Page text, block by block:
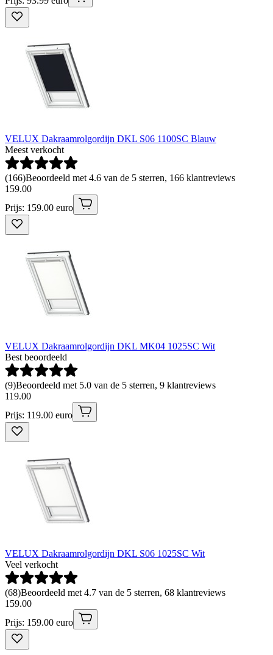
VELUX Dakraamrolgordijn DKL S06 1100SC Blauw
Meest verkocht
(166)Beoordeeld met 4.6 van de 5 sterren, 166 klantreviews
159.00
Prijs: 159.00 euro
VELUX Dakraamrolgordijn DKL MK04 1025SC Wit
Best beoordeeld
(9)Beoordeeld met 5.0 van de 5 sterren, 9 klantreviews
119.00
Prijs: 119.00 euro
VELUX Dakraamrolgordijn DKL S06 1025SC Wit
Veel verkocht
(68)Beoordeeld met 4.7 van de 5 sterren, 68 klantreviews
159.00
Prijs: 159.00 euro